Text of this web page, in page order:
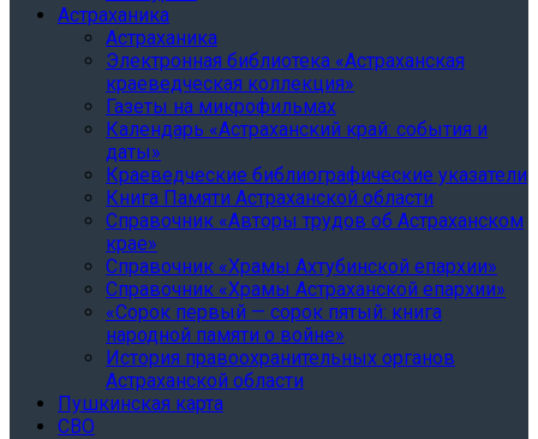
Астраханика
Астраханика
Электронная библиотека «Астраханская
краеведческая коллекция»
Газеты на микрофильмах
Календарь «Астраханский край: события и
даты»
Краеведческие библиографические указатели
Книга Памяти Астраханской области
Справочник «Авторы трудов об Астраханском
крае»
Справочник «Храмы Ахтубинской епархии»
Cправочник «Храмы Астраханской епархии»
«Сорок первый — сорок пятый: книга
народной памяти о войне»
История правоохранительных органов
Астраханской области
Пушкинская карта
СВО